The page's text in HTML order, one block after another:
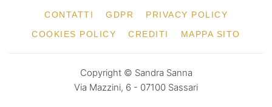
CONTATTI GDPR
PRIVACY POLICY
COOKIES POLICY
CREDITI MAPPA SITO
Copyright © Sandra Sanna
Via Mazzini, 6 - 07100 Sassari